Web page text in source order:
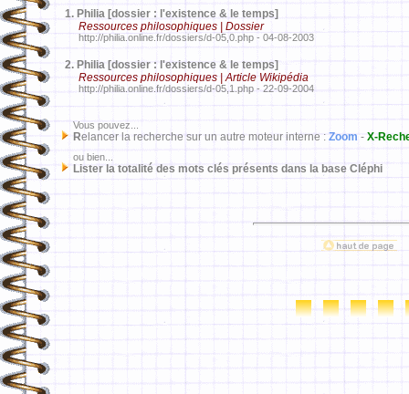
1. Philia [dossier : l'existence & le temps]
Ressources philosophiques | Dossier
http://philia.online.fr/dossiers/d-05,0.php - 04-08-2003
2. Philia [dossier : l'existence & le temps]
Ressources philosophiques | Article Wikipédia
http://philia.online.fr/dossiers/d-05,1.php - 22-09-2004
Vous pouvez...
Relancer la recherche sur un autre moteur interne : Zoom - X-
ou bien...
Lister la totalité des mots clés présents dans la base Cléphi